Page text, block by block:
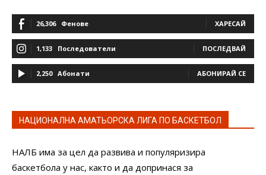
26,306 Фенове ХАРЕСАЙ
1,133 Последователи ПОСЛЕДВАЙ
2,250 Абонати АБОНИРАЙ СЕ
НАЦИОНАЛНА АМАТЬОРСКА ЛИГА ПО БАСКЕТБОЛ
НАЛБ има за цел да развива и популяризира
баскетбола у нас, както и да допринася за